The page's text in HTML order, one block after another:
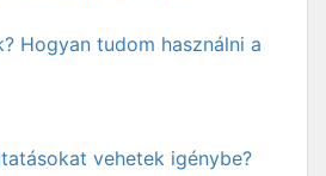
Hogyan tudom használni a
vehetek igénybe?